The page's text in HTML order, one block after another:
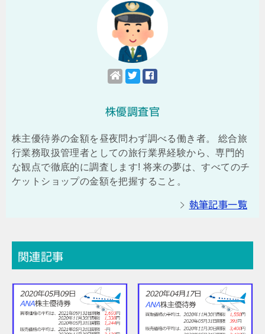
株優調査官
株主優待券の金額を昼夜問わず調べる働き者。 総合旅
行業務取扱管理者としての旅行業界経験から、専門的
な観点で徹底的に調査します! 将来の夢は、すべてのチ
ケットショップの金額を把握すること。
執筆記事一覧
関連記事